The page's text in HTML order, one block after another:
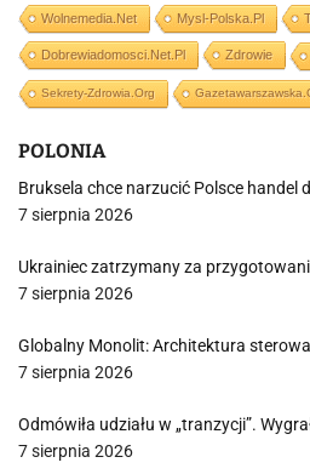
Wolnemedia.net Mysl-Polska.pl
Dobrewiadomosci.net.pl Zdrowie
Sekrety-Zdrowia.org
POLONIA
Bruksela chce narzucić Polsce handel
7 sierpnia 2026
Ukrainiec zatrzymany za
7 sierpnia 2026
Globalny Monolit: Architektura
7 sierpnia 2026
Odmówiła udziału w „tranzycji”.
7 sierpnia 2026